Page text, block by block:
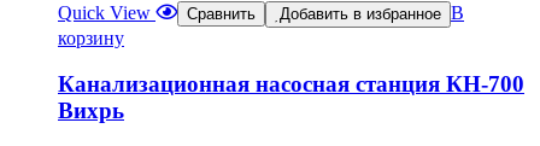
Quick View Сравнить Добавить в избранное В
корзину
Канализационная насосная станция КН-700
Вихрь